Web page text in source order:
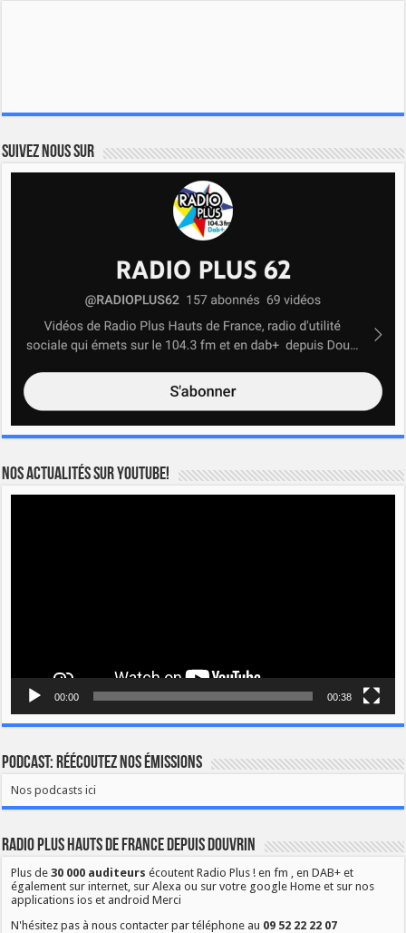
Suivez nous sur
Nos actualités sur YOUTUBE!
00:00 00:38
Podcast: Réécoutez nos émissions
Nos podcasts ici
Radio Plus Hauts de France depuis Douvrin
Plus de30 000 auditeurs écoutent Radio Plus ! en fm , en DAB+ et
également sur internet, sur Alexa ou sur votre google Home et sur nos
applications ios et android Merci
N'hésitez pas à nous contacter par téléphone au 09 52 22 22 07